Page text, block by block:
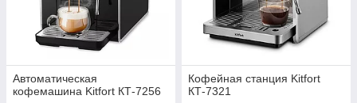
Автоматическая
кофемашина Kitfort КТ-7256
Кофейная станция Kitfort
КТ-7321